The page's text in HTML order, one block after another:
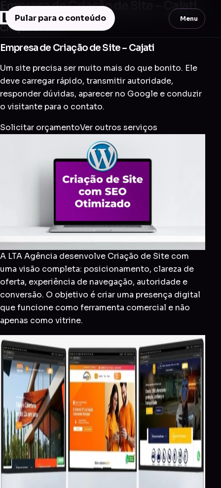
Pular para o conteúdo Menu
Empresa de Criação de Site – Cajati
Criação de Site
Empresa de Criação de Site – Cajati
Um site precisa ser muito mais do que bonito. Ele
deve carregar rápido, transmitir autoridade,
responder dúvidas, aparecer no Google e conduzir
o visitante para o contato.
Solicitar orçamentoVer outros serviços
A LTA Agência desenvolve Criação de Site com
uma visão completa: posicionamento, clareza de
oferta, experiência de navegação, autoridade e
conversão. O objetivo é criar uma presença digital
que funcione como ferramenta comercial e não
apenas como vitrine.